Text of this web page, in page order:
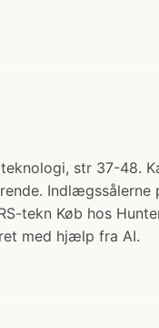
str 37-48.
tekn Køb hos
med hjælp fra AI.